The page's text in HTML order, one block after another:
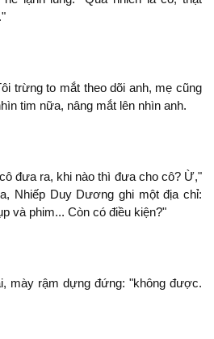
trừng to mắt theo dõi
, mẹ cũng
tim nữa, nâng mắt lên nhìn
.
đưa ra, khi nào đưa cho
? Ừ,"
Nhiếp Duy Dương ghi
địa chỉ:
và phim... Còn có điều kiện?"
mày rậm dựng đứng: "
được.